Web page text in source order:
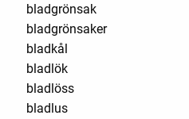
bladgrönsak
bladgrönsaker
bladkål
bladlök
bladlöss
bladlus